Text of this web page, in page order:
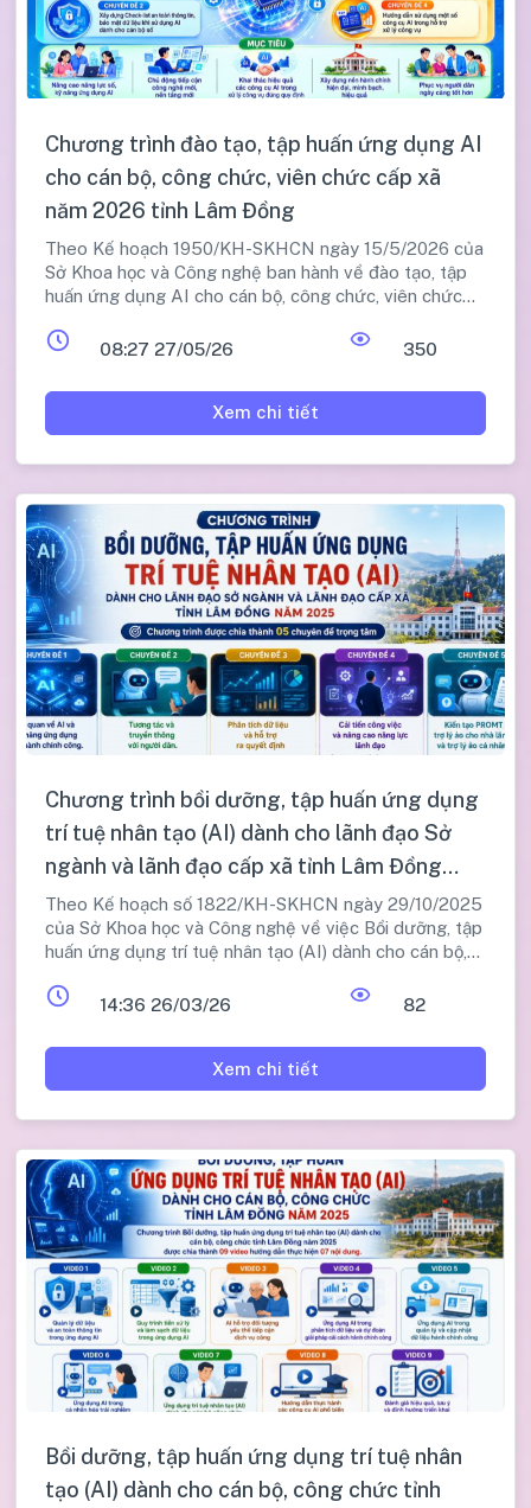
Chương trình đào tạo, tập huấn ứng dụng AI
cho cán bộ, công chức, viên chức cấp xã
năm 2026 tỉnh Lâm Đồng
Theo Kế hoạch 1950/KH-SKHCN ngày 15/5/2026 của
Sở Khoa học và Công nghệ ban hành về đào tạo, tập
huấn ứng dụng AI cho cán bộ, công chức, viên chức
08:27 27/05/26
350
Xem chi tiết
Chương trình bồi dưỡng, tập huấn ứng dụng
trí tuệ nhân tạo (AI) dành cho lãnh đạo Sở
ngành và lãnh đạo cấp xã tỉnh Lâm Đồng
năm 2025
Theo Kế hoạch số 1822/KH-SKHCN ngày 29/10/2025
của Sở Khoa học và Công nghệ về việc Bồi dưỡng, tập
huấn ứng dụng trí tuệ nhân tạo (AI) dành cho cán bộ,
14:36 26/03/26
82
Xem chi tiết
Bồi dưỡng, tập huấn ứng dụng trí tuệ nhân
tạo (AI) dành cho cán bộ, công chức tỉnh